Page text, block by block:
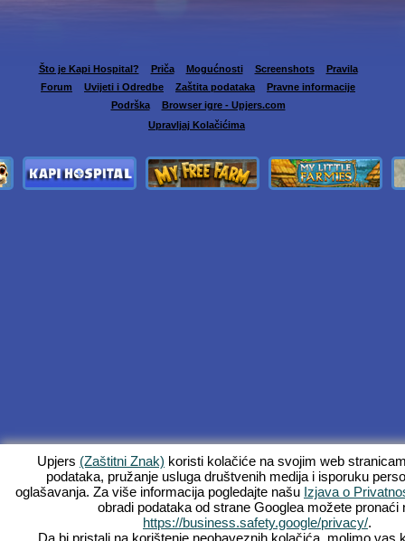
Što je Kapi Hospital? Priča Mogućnosti Screenshots
Pravila
Forum
Uvijeti i Odredbe Zaštita podataka
Pravne informacije
Podrška
Browser igre - Upjers.com
Upravljaj Kolačićima
Upjers (Zaštitni Znak) koristi kolačiće na svojim web
podataka, pružanje usluga društvenih medija i isporuku
oglašavanja. Za više informacija pogledajte našu Izjava o
obradi podataka od strane Googlea možete pronaći
https://business.safety.google/privacy/.
Da bi pristali na korištenje neobaveznih kolačića, molimo vas